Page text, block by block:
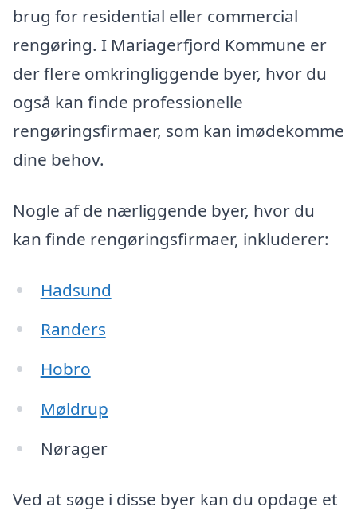
brug for residential eller commercial
rengøring. I Mariagerfjord Kommune er
der flere omkringliggende byer, hvor du
også kan finde professionelle
rengøringsfirmaer, som kan imødekomme
dine behov.
Nogle af de nærliggende byer, hvor du
kan finde rengøringsfirmaer, inkluderer:
Hadsund
Randers
Hobro
Møldrup
Nørager
Ved at søge i disse byer kan du opdage et